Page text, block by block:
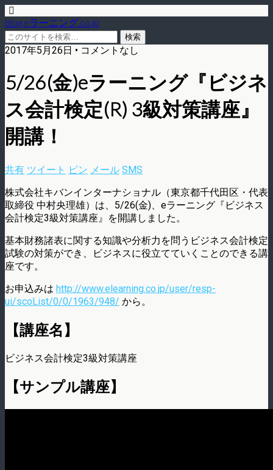
blog.eラーニング.co.jp
2017年5月26日 • コメントなし
5/26(金)eラーニング『ビジネ
ス会計検定(R) 3級対策講座』
開講！
共有 ツイート ピン メール SMS
株式会社キバンインターナショナル（東京都千代田区・代表
取締役 中村央理雄）は、5/26(金)、eラーニング『ビジネス
会計検定3級対策講座』を開講しました。
基本財務諸表に関する知識や分析力を問うビジネス会計検定
試験の対策ができ、ビジネスに役立てていくことのできる講
座です。
お申込みは http://www.elearning.co.jp/user/resp-
ui/scoList/0/0/1963/948/ から。
【講座名】
ビジネス会計検定3級対策講座
【サンプル講座】